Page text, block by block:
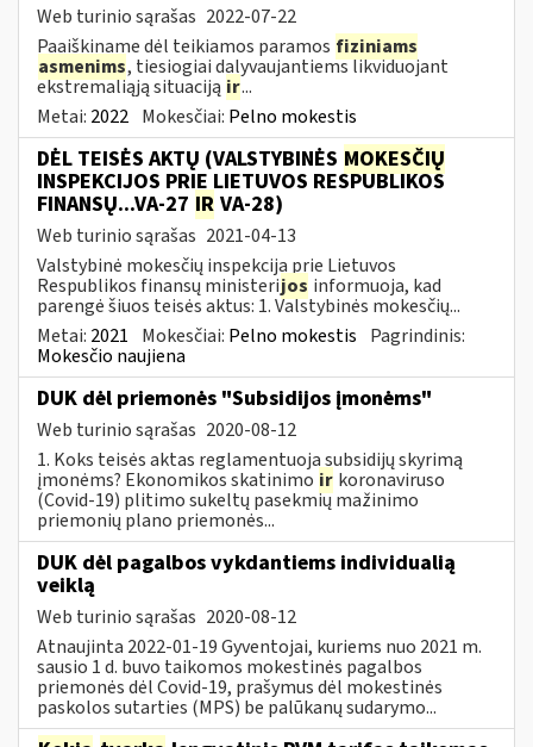
Web turinio sąrašas 2022-07-22
Paaiškiname dėl teikiamos paramos fiziniams
asmenims, tiesiogiai dalyvaujantiems likviduojant
ekstremaliąją situaciją ir...
Metai: 2022 Mokesčiai: Pelno mokestis
DĖL TEISĖS AKTŲ (VALSTYBINĖS MOKESČIŲ
INSPEKCIJOS PRIE LIETUVOS RESPUBLIKOS
FINANSŲ...VA-27 IR VA-28)
Web turinio sąrašas 2021-04-13
Valstybinė mokesčių inspekcija prie Lietuvos
Respublikos finansų ministerijos informuoja, kad
parengė šiuos teisės aktus: 1. Valstybinės mokesčių...
Metai: 2021 Mokesčiai: Pelno mokestis Pagrindinis:
Mokesčio naujiena
DUK dėl priemonės "Subsidijos įmonėms"
Web turinio sąrašas 2020-08-12
1. Koks teisės aktas reglamentuoja subsidijų skyrimą
įmonėms? Ekonomikos skatinimo ir koronaviruso
(Covid-19) plitimo sukeltų pasekmių mažinimo
priemonių plano priemonės...
DUK dėl pagalbos vykdantiems individualią
veiklą
Web turinio sąrašas 2020-08-12
Atnaujinta 2022-01-19 Gyventojai, kuriems nuo 2021 m.
sausio 1 d. buvo taikomos mokestinės pagalbos
priemonės dėl Covid-19, prašymus dėl mokestinės
paskolos sutarties (MPS) be palūkanų sudarymo...